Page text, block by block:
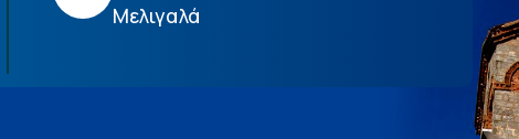
Μελιγαλά